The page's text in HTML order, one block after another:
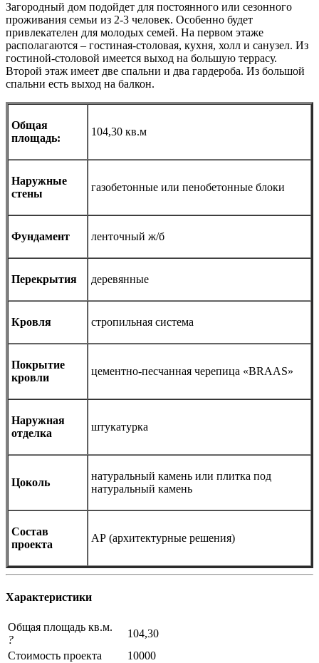
Загородный дом подойдет для постоянного или сезонного
проживания семьи из 2-3 человек. Особенно будет
привлекателен для молодых семей. На первом этаже
располагаются – гостиная-столовая, кухня, холл и санузел. Из
гостиной-столовой имеется выход на большую террасу.
Второй этаж имеет две спальни и два гардероба. Из большой
спальни есть выход на балкон.
Общая
площадь:
104,30 кв.м
Наружные
стены
газобетонные или пенобетонные блоки
Фундамент ленточный ж/б
Перекрытия деревянные
Кровля стропильная система
Покрытие
кровли
цементно-песчанная черепица «BRAAS»
Наружная
отделка
штукатурка
Цоколь
натуральный камень или плитка под
натуральный камень
Состав
проекта
АР (архитектурные решения)
Характеристики
Общая площадь кв.м.
?
104,30
Стоимость проекта
10000